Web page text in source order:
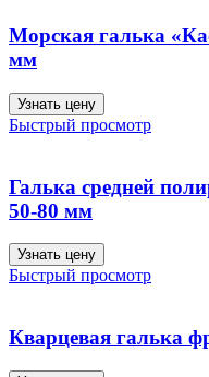
Морская галька
мм
Узнать цену
Быстрый просмотр
Галька средней
50-80 мм
Узнать цену
Быстрый просмотр
Кварцевая галька